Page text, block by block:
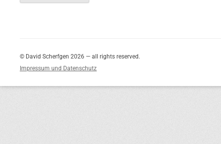
© David Scherfgen 2026 — all rights reserved.
Impressum und Datenschutz